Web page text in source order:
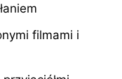
filmami i